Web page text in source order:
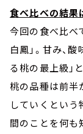
食べ比べの結果
今回の食べ比べ
白鳳」。甘み、
る桃の最上級」
桃の品種は前半
していくという
間のことを何も